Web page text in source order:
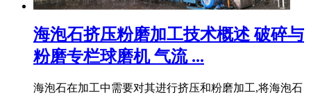
海泡石挤压粉磨加工技术概述 破碎与
粉磨专栏球磨机 气流 ...
海泡石在加工中需要对其进行挤压和粉磨加工,将海泡石